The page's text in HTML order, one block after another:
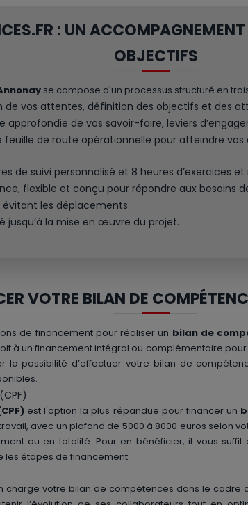
: UN
OBJECTIFS
se compose d'un processus structuré en
de vos attentes, définition des objectifs et des
approfondie de vos savoir-faire, leviers
feuille de route opérationnelle pour atteindre vos
de suivi personnalisé et 8 heures d’exercices et
flexible et conçu pour répondre aux besoins
les déplacements.
jusqu’à la mise en œuvre du projet.
VOTRE BILAN DE
de financement pour réaliser un bilan de
à un financement intégral ou complémentaire
la possibilité d’effectuer votre bilan de
est l'option la plus répandue pour financer un
avec un plafond de 5000 à 8000 euros selon
ou en totalité. Pour en bénéficier, il vous
les étapes de financement.
charge votre bilan de compétences dans le cadre